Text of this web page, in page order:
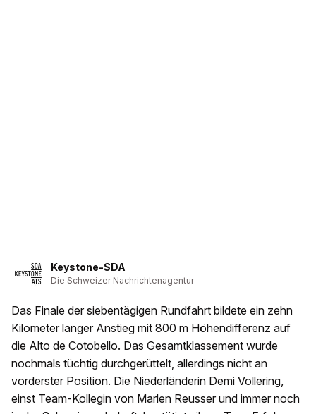
Keystone-SDA
Die Schweizer Nachrichtenagentur
Das Finale der siebentägigen Rundfahrt bildete ein zehn
Kilometer langer Anstieg mit 800 m Höhendifferenz auf
die Alto de Cotobello. Das Gesamtklassement wurde
nochmals tüchtig durchgerüttelt, allerdings nicht an
vorderster Position. Die Niederländerin Demi Vollering,
einst Team-Kollegin von Marlen Reusser und immer noch